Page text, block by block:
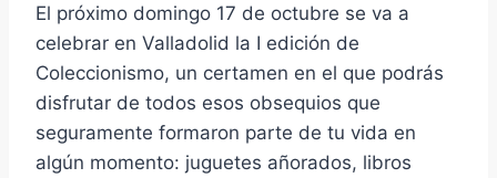
El próximo domingo 17 de octubre se va a
celebrar en Valladolid la I edición de
Coleccionismo, un certamen en el que podrás
disfrutar de todos esos obsequios que
seguramente formaron parte de tu vida en
algún momento: juguetes añorados, libros